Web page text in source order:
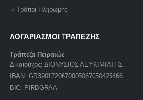
Τρόποι Πληρωμής
ΛΟΓΑΡΙΑΣΜΟΙ ΤΡΑΠΕΖΗΣ
Τράπεζα Πειραιώς
Δικαιούχος: ΔΙΟΝΥΣΙΟΣ ΛΕΥΚΙΜΙΑΤΗΣ
IBAN: GR3901720670005067050425466
BIC: PIRBGRAA